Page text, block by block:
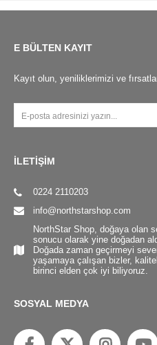
E BÜLTEN KAYIT
Kayıt olun, yeniliklerimizi ve
İLETİŞİM
0224 2110203
info@northstarshop.com
NorthStar Shop, doğaya olan
sonucu olarak yine doğadan
Doğada zaman geçirmeyi
yaşamaya çalışan bizler,
birinci elden çok iyi biliyoruz.
SOSYAL MEDYA